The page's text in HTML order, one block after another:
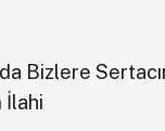
Bizlere
İlahi